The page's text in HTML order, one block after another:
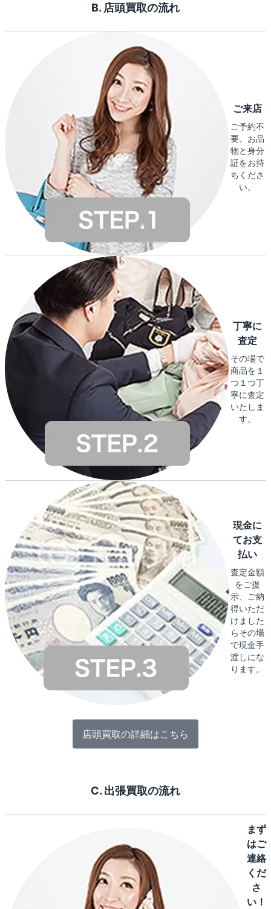
B. 店頭買取の流れ
ご来店
ご予約不
要。お品
物と身分
証をお持
ちくださ
い。
丁寧に
査定
その場で
商品を１
つ１つ丁
寧に査定
いたしま
す。
現金に
てお支
払い
査定金額
をご提
示、ご納
得いただ
けました
らその場
で現金手
渡しにな
ります。
店頭買取の詳細はこちら
C. 出張買取の流れ
まず
はご
連絡
くだ
さ
い！